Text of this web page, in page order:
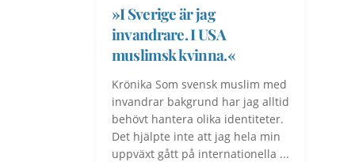
»I Sverige är jag
invandrare. I USA
muslimsk kvinna.«
Krönika Som svensk muslim med
invandrar bakgrund har jag alltid
behövt hantera olika identiteter.
Det hjälpte inte att jag hela min
uppväxt gått på internationella ...